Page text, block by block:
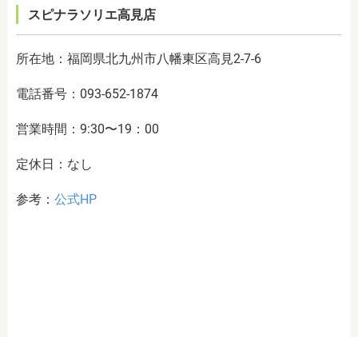
スピナラソリエ高見店
所在地：福岡県北九州市八幡東区高見2-7-6
電話番号：093-652-1874
営業時間：9:30〜19：00
定休日：なし
参考： 公式HP